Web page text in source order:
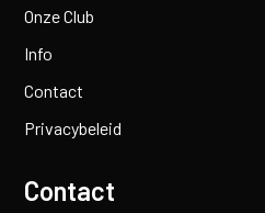
Onze Club
Info
Contact
Privacybeleid
Contact